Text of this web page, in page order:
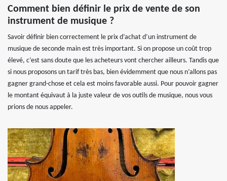
Comment bien définir le prix de vente de son
instrument de musique ?
Savoir définir bien correctement le prix d’achat d’un instrument de
musique de seconde main est très important. Si on propose un coût trop
élevé, c’est sans doute que les acheteurs vont chercher ailleurs. Tandis que
si nous proposons un tarif très bas, bien évidemment que nous n’allons pas
gagner grand-chose et cela est moins favorable aussi. Pour pouvoir gagner
le montant équivaut à la juste valeur de vos outils de musique, nous vous
prions de nous appeler.